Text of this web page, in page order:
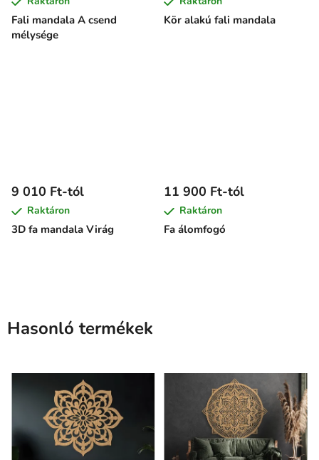
Fali mandala A csend
mélysége
Kör alakú fali mandala
3D fa mandala Virág
9 010 Ft-tól
Raktáron
Fa álomfogó
11 900 Ft-tól
Raktáron
Hasonló termékek